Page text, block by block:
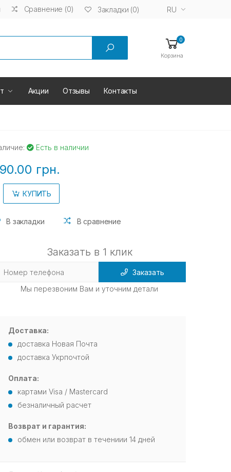
Сравнение (0) Закладки (0) RU
0
Корзина
Акции Отзывы Контакты
Есть в наличии
грн.
КУПИТЬ
В закладки В сравнение
Заказать в 1 клик
Заказать
Мы перезвоним Вам и уточним детали
Доставка:
доставка Новая Почта
доставка Укрпочтой
Оплата:
картами Visa / Mastercard
безналичный расчет
Возврат и гарантия:
обмен или возврат в течениии 14 дней